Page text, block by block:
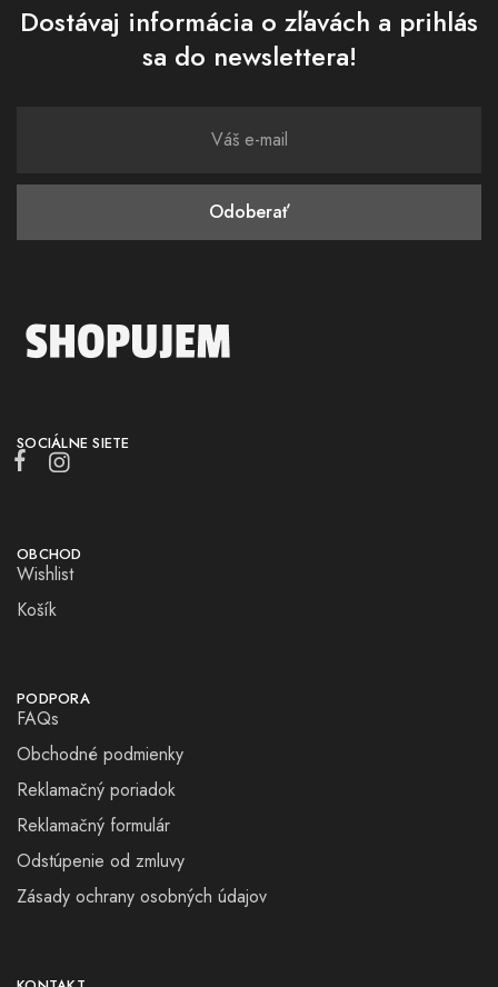
Dostávaj informácia o zľavách a prihlás
sa do newslettera!
SOCIÁLNE SIETE
OBCHOD
Wishlist
Košík
PODPORA
FAQs
Obchodné podmienky
Reklamačný poriadok
Reklamačný formulár
Odstúpenie od zmluvy
Zásady ochrany osobných údajov